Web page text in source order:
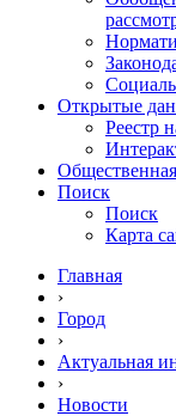
Открытые
Реестр
Поиск
Поиск
Карта
Главная
›
Город
›
Актуальная
›
Новости